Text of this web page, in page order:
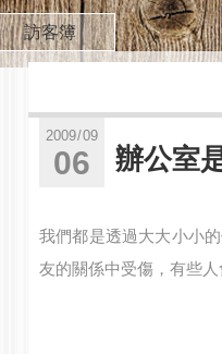
訪客簿
辦公室
2009/09
06
我們都是透過大大小小
友的關係中受傷，有些